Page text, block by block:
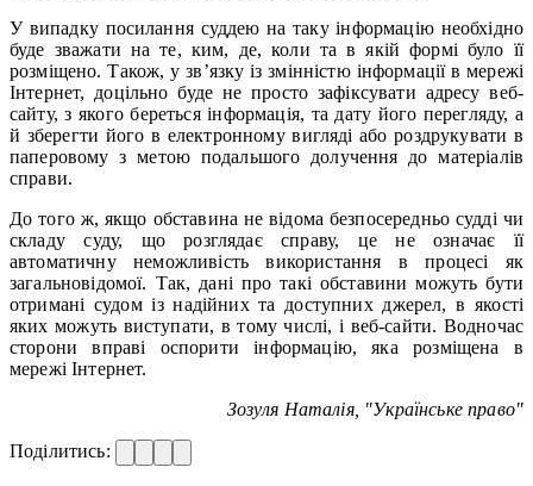
У випадку посилання суддею на таку інформацію необхідно
буде зважати на те, ким, де, коли та в якій формі було її
розміщено. Також, у зв’язку із змінністю інформації в мережі
Інтернет, доцільно буде не просто зафіксувати адресу веб-
сайту, з якого береться інформація, та дату його перегляду, а
й зберегти його в електронному вигляді або роздрукувати в
паперовому з метою подальшого долучення до матеріалів
справи.
До того ж, якщо обставина не відома безпосередньо судді чи
складу суду, що розглядає справу, це не означає її
автоматичну неможливість використання в процесі як
загальновідомої. Так, дані про такі обставини можуть бути
отримані судом із надійних та доступних джерел, в якості
яких можуть виступати, в тому числі, і веб-сайти. Водночас
сторони вправі оспорити інформацію, яка розміщена в
мережі Інтернет.
Зозуля Наталія, "Українське право"
Поділитись: